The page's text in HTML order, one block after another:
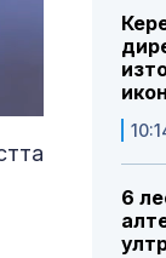
6